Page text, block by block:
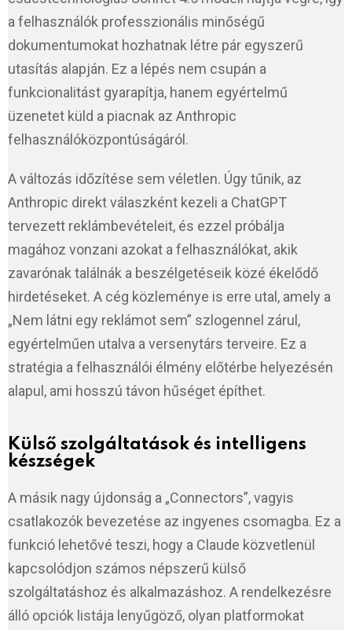
a felhasználók professzionális minőségű
dokumentumokat hozhatnak létre pár egyszerű
utasítás alapján. Ez a lépés nem csupán a
funkcionalitást gyarapítja, hanem egyértelmű
üzenetet küld a piacnak az Anthropic
felhasználóközpontúságáról.
A változás időzítése sem véletlen. Úgy tűnik, az
Anthropic direkt válaszként kezeli a ChatGPT
tervezett reklámbevételeit, és ezzel próbálja
magához vonzani azokat a felhasználókat, akik
zavarónak találnák a beszélgetéseik közé ékelődő
hirdetéseket. A cég közleménye is erre utal, amely a
„Nem látni egy reklámot sem” szlogennel zárul,
egyértelműen utalva a versenytárs terveire. Ez a
stratégia a felhasználói élmény előtérbe helyezésén
alapul, ami hosszú távon hűséget építhet.
Külső szolgáltatások és intelligens
készségek
A másik nagy újdonság a „Connectors”, vagyis
csatlakozók bevezetése az ingyenes csomagba. Ez a
funkció lehetővé teszi, hogy a Claude közvetlenül
kapcsolódjon számos népszerű külső
szolgáltatáshoz és alkalmazáshoz. A rendelkezésre
álló opciók listája lenyűgöző, olyan platformokat